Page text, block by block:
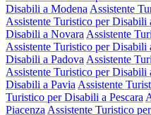
Disabili a Modena Assistente
Assistente Turistico per Disabili
Disabili a Novara Assistente
Assistente Turistico per Disabili
Disabili a Padova Assistente
Assistente Turistico per Disabili
Disabili a Pavia Assistente
Turistico per Disabili a Pescara
Piacenza Assistente Turistico